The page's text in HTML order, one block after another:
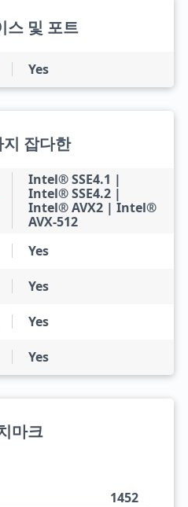
스 및 포트
Yes
잡다한
Intel® SSE4.1 |
Intel® SSE4.2 |
Intel® AVX2 | Intel®
AVX-512
Yes
Yes
Yes
Yes
마크
1452